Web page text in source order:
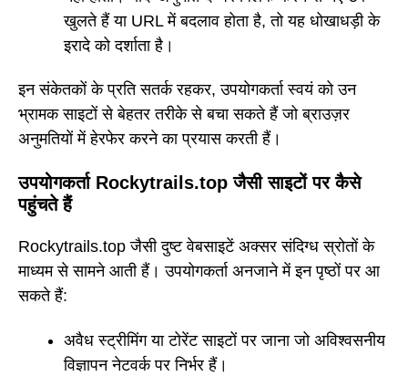
खुलते हैं या URL में बदलाव होता है, तो यह धोखाधड़ी के
इरादे को दर्शाता है।
इन संकेतकों के प्रति सतर्क रहकर, उपयोगकर्ता स्वयं को उन
भ्रामक साइटों से बेहतर तरीके से बचा सकते हैं जो ब्राउज़र
अनुमतियों में हेरफेर करने का प्रयास करती हैं।
उपयोगकर्ता Rockytrails.top जैसी साइटों पर कैसे
पहुंचते हैं
Rockytrails.top जैसी दुष्ट वेबसाइटें अक्सर संदिग्ध स्रोतों के
माध्यम से सामने आती हैं। उपयोगकर्ता अनजाने में इन पृष्ठों पर आ
सकते हैं:
अवैध स्ट्रीमिंग या टोरेंट साइटों पर जाना जो अविश्वसनीय
विज्ञापन नेटवर्क पर निर्भर हैं।